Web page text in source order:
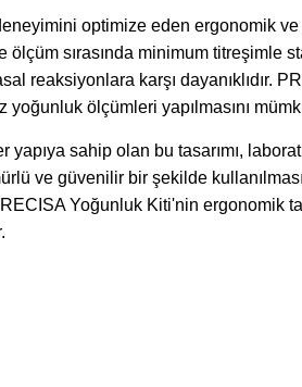
optimize eden ergonomik
sırasında minimum titreşimle
reaksiyonlara karşı dayanıklıdır.
yoğunluk ölçümleri yapılmasını
yapıya sahip olan bu tasarımı,
ve güvenilir bir şekilde
Yoğunluk Kiti'nin ergonomik